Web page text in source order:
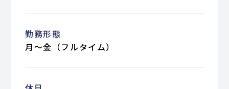
勤務形態
月～金（フルタイム）